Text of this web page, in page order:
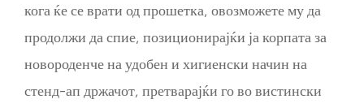
кога ќе се врати од прошетка, овозможете му да
продолжи да спие, позиционирајќи ја корпата за
новороденче на удобен и хигиенски начин на
стенд-ап држачот, претварајќи го во вистински